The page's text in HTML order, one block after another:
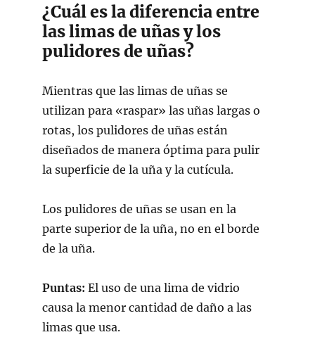
¿Cuál es la diferencia entre
las limas de uñas y los
pulidores de uñas?
Mientras que las limas de uñas se
utilizan para «raspar» las uñas largas o
rotas, los pulidores de uñas están
diseñados de manera óptima para pulir
la superficie de la uña y la cutícula.
Los pulidores de uñas se usan en la
parte superior de la uña, no en el borde
de la uña.
Puntas: El uso de una lima de vidrio
causa la menor cantidad de daño a las
limas que usa.